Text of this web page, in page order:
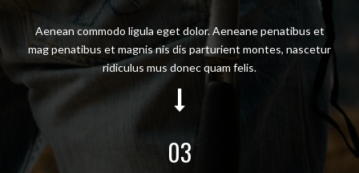
Aenean commodo ligula eget dolor. Aeneane penatibus et
mag penatibus et magnis nis dis parturient montes, nascetur
ridiculus mus donec quam felis.
03